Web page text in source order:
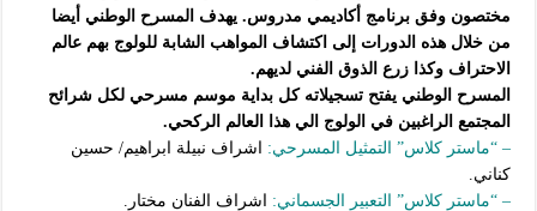
مختصون وفق برنامج أكاديمي مدروس. يهدف المسرح الوطني أيضا
من خلال هذه الدورات إلى اكتشاف المواهب الشابة للولوج بهم عالم
الاحتراف وكذا زرع الذوق الفني لديهم.
المسرح الوطني يفتح تسجيلاته كل بداية موسم مسرحي لكل شرائح
المجتمع الراغبين في الولوج الي هذا العالم الركحي.
– “ماستر كلاس” التمثيل المسرحي: اشراف نبيلة ابراهيم/ حسين
كناني.
– “ماستر كلاس” التعبير الجسماني: اشراف الفنان مختار.